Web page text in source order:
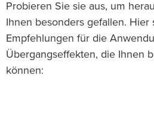
Probieren Sie sie aus, um
Ihnen besonders gefallen. Hier
Empfehlungen für die
Übergangseffekten, die Ihnen
können: